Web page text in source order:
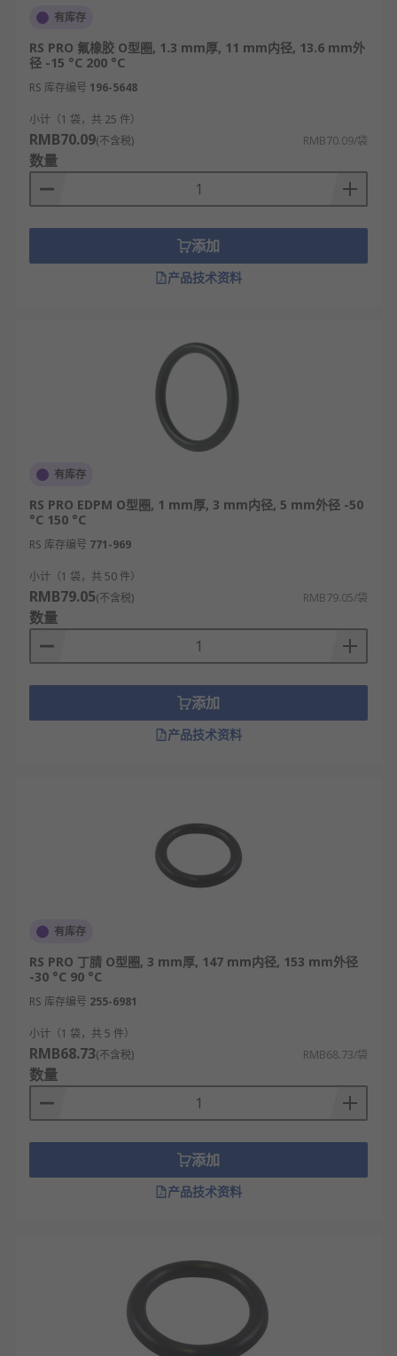
有库存
RS PRO 氟橡胶 O型圈, 1.3 mm厚, 11 mm内径, 13.6 mm外
径 -15 °C 200 °C
RS 库存编号 196-5648
小计（1 袋，共 25 件）
RMB70.09(不含税) RMB70.09/袋
数量
添加
产品技术资料
有库存
RS PRO EDPM O型圈, 1 mm厚, 3 mm内径, 5 mm外径 -50
°C 150 °C
RS 库存编号 771-969
小计（1 袋，共 50 件）
RMB79.05(不含税) RMB79.05/袋
数量
添加
产品技术资料
有库存
RS PRO 丁腈 O型圈, 3 mm厚, 147 mm内径, 153 mm外径
-30 °C 90 °C
RS 库存编号 255-6981
小计（1 袋，共 5 件）
RMB68.73(不含税) RMB68.73/袋
数量
添加
产品技术资料